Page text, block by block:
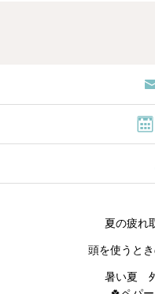
夏の疲れ
頭を使うと
暑い夏